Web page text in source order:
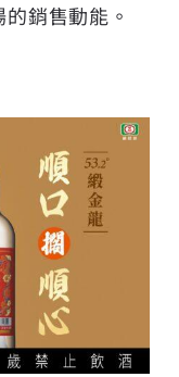
銷售動能。